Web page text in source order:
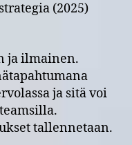
(2025)
ja ilmainen.
ja sitä voi
tallennetaan.